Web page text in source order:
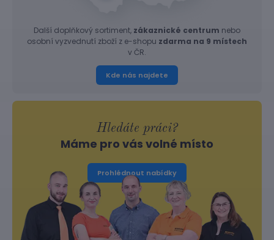
Další doplňkový sortiment, zákaznické centrum nebo
osobní vyzvednutí zboží z e-shopu zdarma na 9 místech
v ČR.
Kde nás najdete
Hledáte práci?
Máme pro vás volné místo
Prohlédnout nabídky